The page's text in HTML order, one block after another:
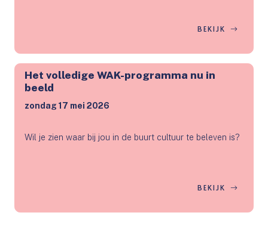
BEKIJK
Het volledige WAK-programma nu in
beeld
zondag 17 mei 2026
Wil je zien waar bij jou in de buurt cultuur te beleven is?
BEKIJK